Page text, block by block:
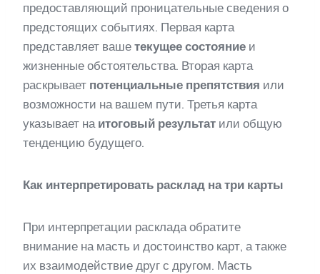
предоставляющий проницательные сведения о
предстоящих событиях. Первая карта
представляет ваше текущее состояние и
жизненные обстоятельства. Вторая карта
раскрывает потенциальные препятствия или
возможности на вашем пути. Третья карта
указывает на итоговый результат или общую
тенденцию будущего.
Как интерпретировать расклад на три карты
При интерпретации расклада обратите
внимание на масть и достоинство карт, а также
их взаимодействие друг с другом. Масть